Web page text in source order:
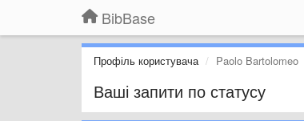
BibBase
Профіль користувача Paolo Bartolomeo
Ваші запити по статусу